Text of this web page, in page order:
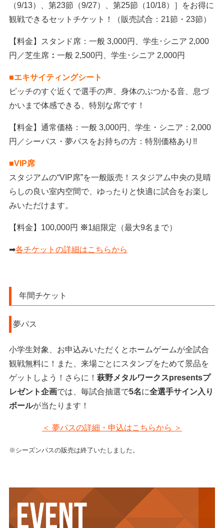
（9/13）、第23節（9/27）、第25節（10/18）］をお得に
観戦できるセットチケット！（販売試合：21節・23節）
【料金】スタンド席：一般 3,000円、学生･シニア 2,000
円／芝生席： 一般 2,500円、学生･シニア 2,000円
■エキサイティングシート
ピッチのすぐ近くで選手の声、身体のぶつかる音、息づ
かいまで体感できる、特別な席です！
【料金】通常価格：一般 3,000円、学生・シニア：2,000
円／シーパス・夢パスをお持ちの方：特別価格あり!!
■VIP席
スタジアムの“VIP席”を一般販売！スタジアム中央の見晴
らしの良い室内空間で、ゆったりと快適に試合をお楽し
みいただけます。
【料金】100,000円 ※1組限定（最大9名まで）
➡各チケットの詳細はこちらから
年間チケット
夢パス
小学生対象、お申込みいただくとホームゲームが全試合
観戦無料に！また、来場ごとにスタンプをためて景品を
ゲットしよう！さらに！ 萩野メタルワークスpresentsプ
レゼント企画では、毎試合抽選で5名に全選手サイン入り
ボールが当たります！
＜ 夢パスの詳細・申込はこちらから ＞
※シーズンパスの販売は終了いたしました。